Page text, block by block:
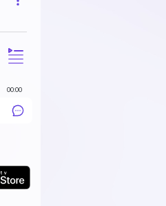
00:00